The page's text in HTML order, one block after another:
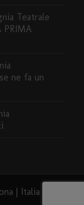
Teatrale
PRIMA
ne fa un
| Italia | 2020 -